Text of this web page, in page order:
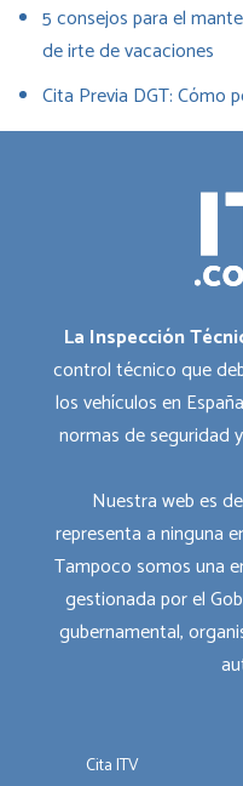
5 consejos para el
de irte de vacaciones
Cita Previa DGT: Cómo
La Inspección
control técnico que
los vehículos en
normas de seguridad
Nuestra web es
representa a ninguna
Tampoco somos una
gestionada por el
gubernamental,
Cita ITV